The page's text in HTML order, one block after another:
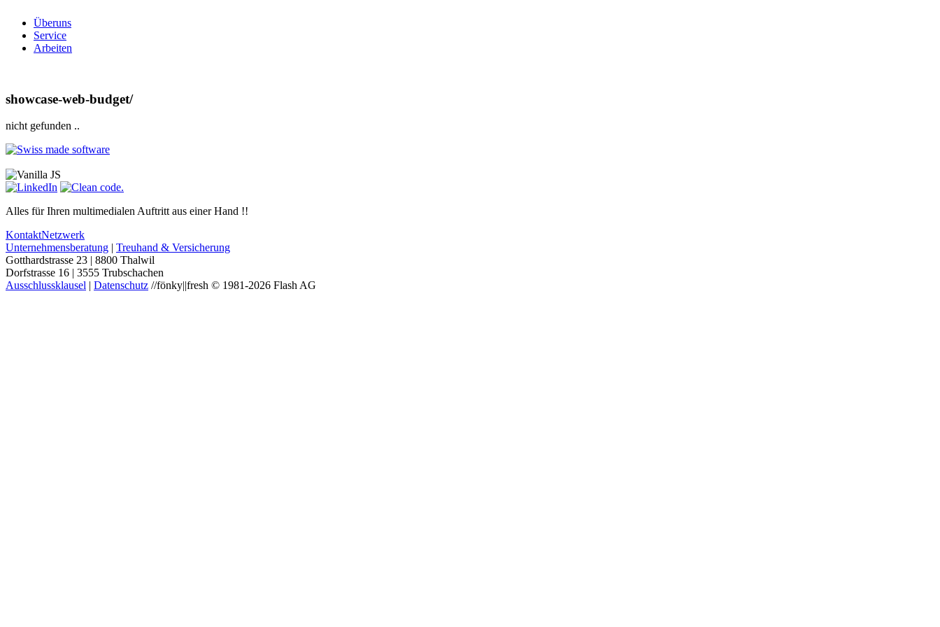
Überuns
Service
Arbeiten
showcase-web-budget/
nicht gefunden ..
Alles für Ihren multimedialen Auftritt aus einer Hand !!
KontaktNetzwerk
Unternehmensberatung | Treuhand & Versicherung
Gotthardstrasse 23 | 8800 Thalwil
Dorfstrasse 16 | 3555 Trubschachen
Ausschlussklausel | Datenschutz //fönky||fresh © 1981-2026 Flash AG